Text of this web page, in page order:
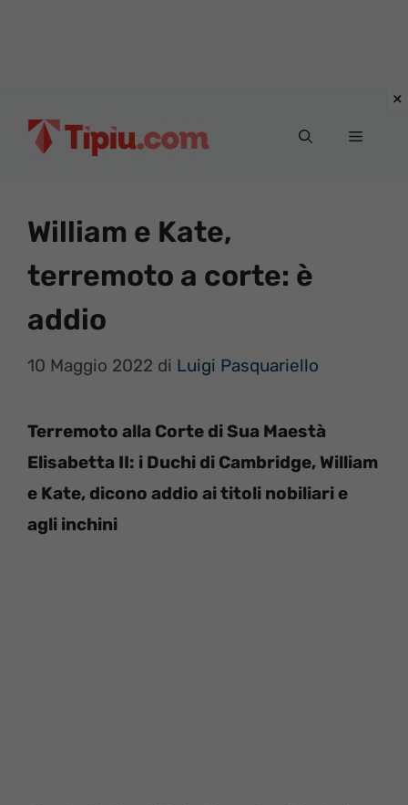
Menu
William e Kate,
terremoto a corte: è
addio
10 Maggio 2022 di Luigi Pasquariello
Terremoto alla Corte di Sua Maestà
Elisabetta II: i Duchi di Cambridge, William
e Kate, dicono addio ai titoli nobiliari e
agli inchini